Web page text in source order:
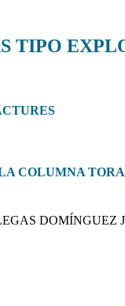
TIPO
COLUMNA
DOMÍNGUEZ